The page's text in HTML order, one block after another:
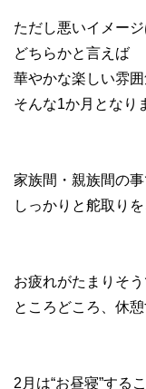
ただし悪いイメー
どちらかと言えば
華やかな楽しい雰
そんな1か月となり
家族間・親族間の
しっかりと舵取り
お疲れがたまりそ
ところどころ、休
2月は“お昼寝”する